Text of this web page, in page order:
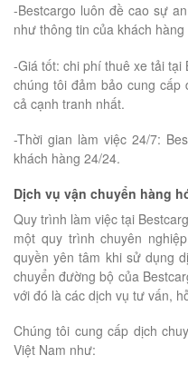
-Bestcargo luôn đề cao sự
như thông tin của khách
-Giá tốt: chi phí thuê xe tải tại
chúng tôi đảm bảo cung cấp
cả cạnh tranh nhất.
-Thời gian làm việc 24/7:
khách hàng 24/24.
Dịch vụ vận chuyển hàng
Quy trình làm việc tại
một quy trình chuyên
quyền yên tâm khi sử dụng
chuyển đường bộ của
với đó là các dịch vụ tư vấn,
Chúng tôi cung cấp dịch
Việt Nam như: